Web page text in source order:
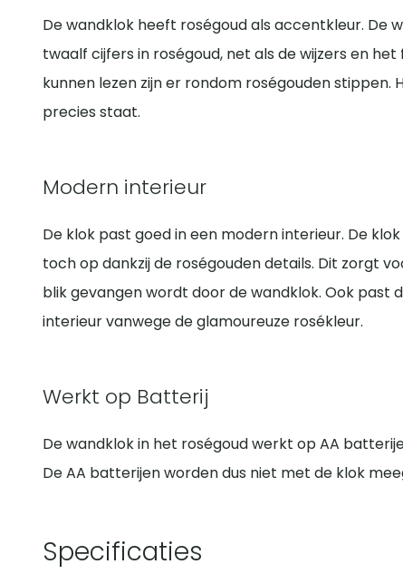
De wandklok heeft roségoud als accentkleur. De
twaalf cijfers in roségoud, net als de wijzers en
kunnen lezen zijn er rondom roségouden stippen.
precies staat.
Modern interieur
De klok past goed in een modern interieur. De
toch op dankzij de roségouden details. Dit zorgt
blik gevangen wordt door de wandklok. Ook past
interieur vanwege de glamoureuze rosékleur.
Werkt op Batterij
De wandklok in het roségoud werkt op AA
De AA batterijen worden dus niet met de klok
Specificaties